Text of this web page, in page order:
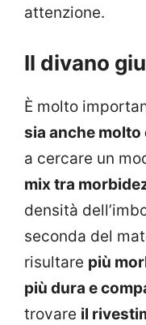
attenzione.
Il divano
È molto
sia anche molto
a cercare un
mix tra
densità
seconda del
risultare più
più dura e
trovare il